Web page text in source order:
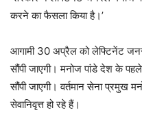
करने का फैसला किया है।’
आगामी 30 अप्रैल को लेफ्टिनेंट
सौंपी जाएगी। मनोज पांडे देश के
सौंपी जाएगी। वर्तमान सेना
सेवानिवृत्त हो रहे हैं।